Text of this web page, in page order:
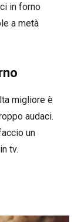
in forno
a metà
migliore è
audaci.
un
tv.